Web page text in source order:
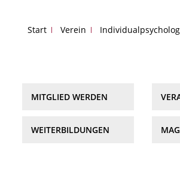
Start Verein
MITGLIED WERDEN
WEITERBILDUNGEN